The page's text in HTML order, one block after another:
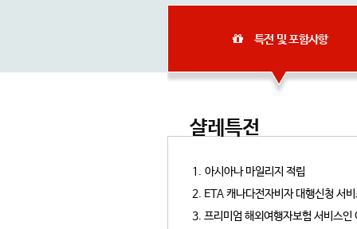
특전 및 포함사항
샬레특전
1. 아시아나 마일리지 적립
2. ETA 캐나다전자비자 대행신청 서
3. 프리미엄 해외여행자보험 서비스